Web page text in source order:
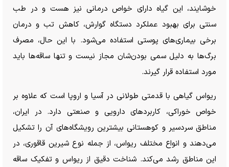
خوشایند، این گیاه دارای خواص درمانی نیز هست و در طب
سنتی برای بهبود عملکرد دستگاه گوارش، کاهش تب و درمان
برخی بیماری‌های پوستی استفاده می‌شود. با این حال، مصرف
برگ‌ها به دلیل سمی بودن‌شان مجاز نیست و تنها ساقه‌ها باید
مورد استفاده قرار گیرند.
ریواس گیاهی با قدمتی طولانی در آسیا و اروپا است که علاوه بر
خواص خوراکی، کاربرد‌های دارویی و صنعتی دارد. در ایران،
مناطق سردسیر و کوهستانی بیشترین رویشگاه‌های آن را تشکیل
می‌دهند و انواع مختلف ریواس، از جمله نوع شیرین قاقوری، در
این مناطق رشد می‌کند. شناخت دقیق از ریواس و تفکیک ساقه